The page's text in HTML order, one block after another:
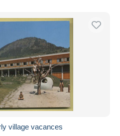
village vacances